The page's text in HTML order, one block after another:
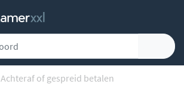
Achteraf of gespreid betalen